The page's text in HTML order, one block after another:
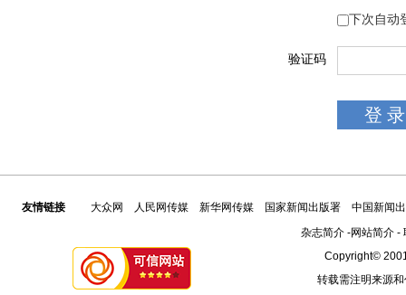
下次自动
验证码
友情链接 大众网 人民网传媒 新华网传媒 国家新闻出版署
中国新闻
杂志简介 -网站简介 -
Copyright©
转载需注明来源